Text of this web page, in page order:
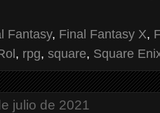
Fantasy, Final Fantasy X,
, rpg, square, Square
julio de 2021